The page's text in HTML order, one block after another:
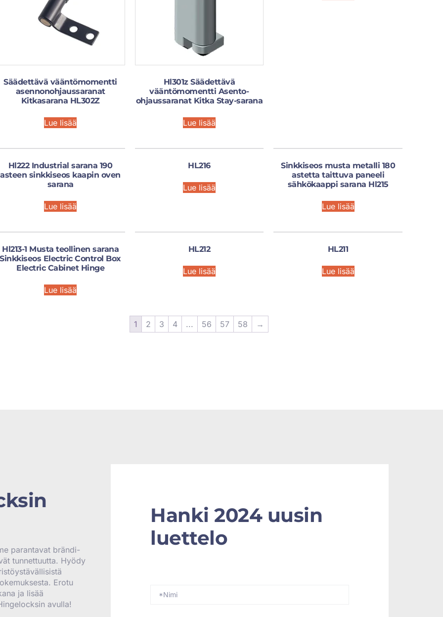
Säädettävä vääntömomentti
asennonohjaussaranat
Kitkasarana HL302Z
Lue lisää
Hl301z Säädettävä
vääntömomentti Asento-
ohjaussaranat Kitka Stay-sarana
Lue lisää
Hl222 Industrial sarana 190
asteen sinkkiseos kaapin oven
sarana
Lue lisää
HL216
Lue lisää
Sinkkiseos musta metalli 180
astetta taittuva paneeli
sähkökaappi sarana Hl215
Lue lisää
Hl213-1 Musta teollinen sarana
Sinkkiseos Electric Control Box
Electric Cabinet Hinge
Lue lisää
HL212
Lue lisää
HL211
Lue lisää
1 2 3 4 ... 56 57 58 →
parantavat brändi-
tunnettuutta. Hyödy
Erotu
ja lisää
avulla!
Hanki 2024 uusin
luettelo